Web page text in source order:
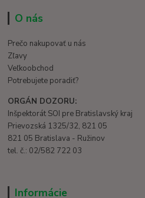
O nás
Prečo nakupovať u nás
Zľavy
Veľkoobchod
Potrebujete poradiť?
ORGÁN DOZORU:
Inšpektorát SOI pre Bratislavský kraj
Prievozská 1325/32, 821 05
821 05 Bratislava - Ružinov
tel. č.: 02/582 722 03
Informácie